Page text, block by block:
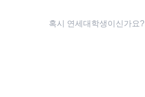
혹시 연세대학생이신가요?